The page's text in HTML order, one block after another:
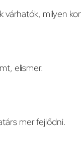
milyen
elismer.
mer fejlődni.